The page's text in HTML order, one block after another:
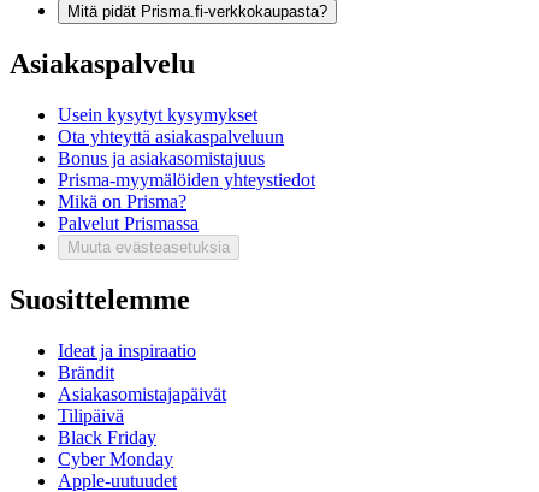
Mitä pidät Prisma.fi-verkkokaupasta?
Asiakaspalvelu
Usein kysytyt kysymykset
Ota yhteyttä asiakaspalveluun
Bonus ja asiakasomistajuus
Prisma-myymälöiden yhteystiedot
Mikä on Prisma?
Palvelut Prismassa
Muuta evästeasetuksia
Suosittelemme
Ideat ja inspiraatio
Brändit
Asiakasomistajapäivät
Tilipäivä
Black Friday
Cyber Monday
Apple-uutuudet